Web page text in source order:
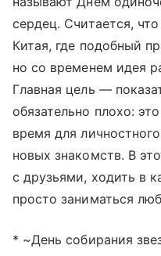
сердец. Считается,
Китая, где подобный
но со временем идея
Главная цель —
обязательно плохо:
время для
новых знакомств. В
с друзьями, ходить в
просто заниматься
* ~День собирания